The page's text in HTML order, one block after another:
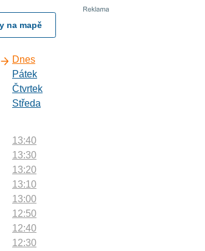
na mapě
Dnes
Pátek
Čtvrtek
Středa
13:40
13:30
13:20
13:10
13:00
12:50
12:40
12:30